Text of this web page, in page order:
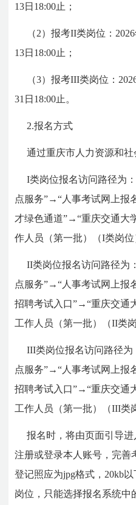
13日18:00止；
（2）报考II类岗位：
13日18:00止；
（3）报考III类岗位：
31日18:00止。
2.报名方式
通过重庆市人力资源和
I类岗位报名访问路径为：
点服务”→“人事考试网上报
才绿色通道”→“重庆交通大
作人员（第一批）（I类岗位
II类岗位报名访问路径为
点服务”→“人事考试网上报
招聘考试入口”→“重庆交通
工作人员（第一批）（II类
III类岗位报名访问路径为
点服务”→“人事考试网上报
招聘考试入口”→“重庆交通
工作人员（第一批）（III类
报名时，将由页面引导进
注册或登录本人账号，完善
登记照应为jpg格式，20kb
岗位，只能选择报名系统中